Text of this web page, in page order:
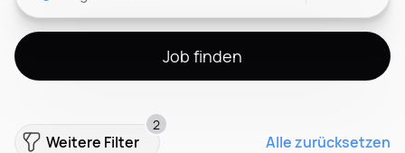
Job finden
Weitere Filter
2
Alle zurücksetzen